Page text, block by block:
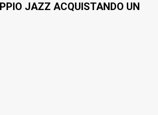
JAZZ ACQUISTANDO UN